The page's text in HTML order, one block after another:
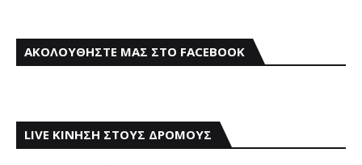
ΑΚΟΛΟΥΘΗΣΤΕ ΜΑΣ ΣΤΟ FACEBOOK
LIVE ΚΙΝΗΣΗ ΣΤΟΥΣ ΔΡΟΜΟΥΣ